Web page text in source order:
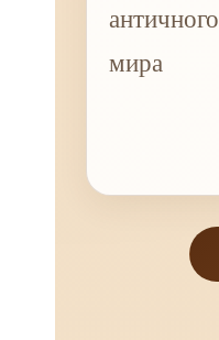
античного
мира